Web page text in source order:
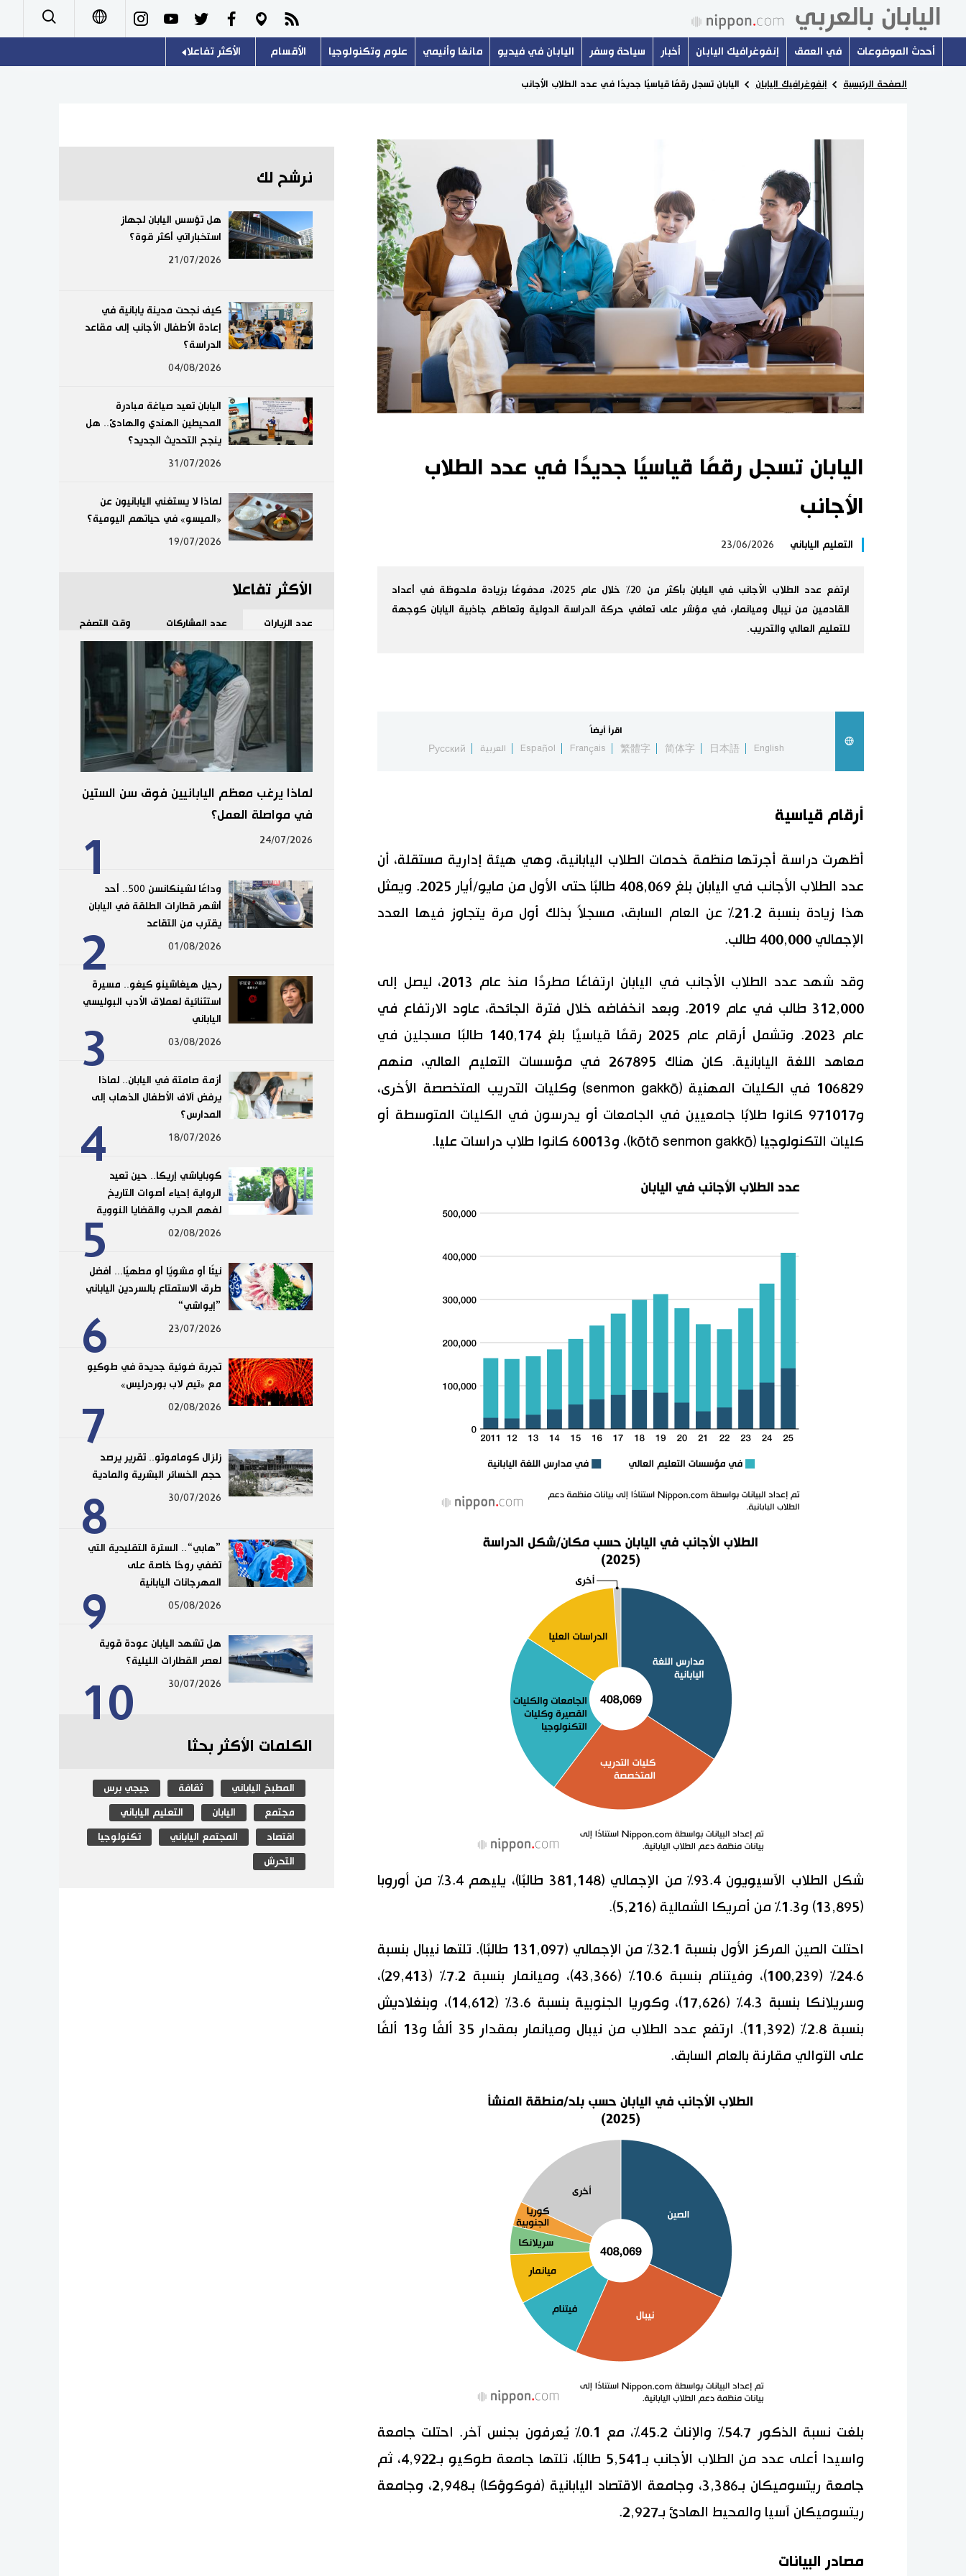
أحدث الموضوعات في العمق إنفوغرافيك اليابان أخبار سياحة وسفر اليابان في فيديو مانغا وأنيمي علوم وتكنولوجيا الأقسام
اقتصاد
ثقافة
لايف ستايل
إعلان
الأكثر تفاعلا
الصفحة الرئيسية إنفوغرافيك اليابان اليابان تسجل رقمًا قياسيًا جديدًا في عدد الطلاب الأجانب
اليابان تسجل رقمًا قياسيًا جديدًا في عدد الطلاب
الأجانب
التعليم الياباني 23/06/2026
ارتفع عدد الطلاب الأجانب في اليابان بأكثر من 20% خلال عام 2025، مدفوعًا بزيادة ملحوظة في أعداد
القادمين من نيبال وميانمار، في مؤشر على تعافي حركة الدراسة الدولية وتعاظم جاذبية اليابان كوجهة
للتعليم العالي والتدريب.
اقرأ أيضاً
English
日本語
简体字
繁體字
Français
Español العربية Русский
أرقام قياسية
أظهرت دراسة أجرتها منظمة خدمات الطلاب اليابانية، وهي هيئة إدارية مستقلة، أن
عدد الطلاب الأجانب في اليابان بلغ 408,069 طالبًا حتى الأول من مايو/أيار 2025. ويمثل
هذا زيادة بنسبة 21.2% عن العام السابق، مسجلاً بذلك أول مرة يتجاوز فيها العدد
الإجمالي 400,000 طالب.
وقد شهد عدد الطلاب الأجانب في اليابان ارتفاعًا مطردًا منذ عام 2013، ليصل إلى
312,000 طالب في عام 2019. وبعد انخفاضه خلال فترة الجائحة، عاود الارتفاع في
عام 2023. وتشمل أرقام عام 2025 رقمًا قياسيًا بلغ 140,174 طالبًا مسجلين في
معاهد اللغة اليابانية. كان هناك 267895 في مؤسسات التعليم العالي، منهم
106829 في الكليات المهنية (senmon gakkō) وكليات التدريب المتخصصة الأخرى،
و971017 كانوا طلابًا جامعيين في الجامعات أو يدرسون في الكليات المتوسطة أو
كليات التكنولوجيا (kōtō senmon gakkō)، و60013 كانوا طلاب دراسات عليا.
شكل الطلاب الآسيويون 93.4% من الإجمالي (381,148 طالبًا)، يليهم 3.4% من أوروبا
(13,895) و1.3% من أمريكا الشمالية (5,216).
احتلت الصين المركز الأول بنسبة 32.1% من الإجمالي (131,097 طالبًا). تلتها نيبال بنسبة
24.6% (100,239)، وفيتنام بنسبة 10.6% (43,366)، وميانمار بنسبة 7.2% (29,413)،
وسريلانكا بنسبة 4.3% (17,626)، وكوريا الجنوبية بنسبة 3.6% (14,612)، وبنغلاديش
بنسبة 2.8% (11,392). ارتفع عدد الطلاب من نيبال وميانمار بمقدار 35 ألفًا و13 ألفًا
على التوالي مقارنة بالعام السابق.
بلغت نسبة الذكور 54.7% والإناث 45.2%، مع 0.1% يُعرفون بجنس آخر. احتلت جامعة
واسيدا أعلى عدد من الطلاب الأجانب بـ5,541 طالبًا، تلتها جامعة طوكيو بـ4,922، ثم
جامعة ريتسوميكان بـ3,386، وجامعة الاقتصاد اليابانية (فوكوؤكا) بـ2,948، وجامعة
ريتسوميكان آسيا والمحيط الهادئ بـ2,927.
مصادر البيانات
نرشح لك
هل تؤسس اليابان لجهاز
استخباراتي أكثر قوة؟
21/07/2026
كيف نجحت مدينة يابانية في
إعادة الأطفال الأجانب إلى مقاعد
الدراسة؟
04/08/2026
اليابان تعيد صياغة مبادرة
المحيطين الهندي والهادئ.. هل
ينجح التحديث الجديد؟
31/07/2026
لماذا لا يستغني اليابانيون عن
«الميسو» في حياتهم اليومية؟
19/07/2026
الأكثر تفاعلا
عدد الزيارات عدد المشاركات وقت التصفح
1
لماذا يرغب معظم اليابانيين فوق سن الستين
في مواصلة العمل؟
24/07/2026
2
وداعًا لشينكانسن 500.. أحد
أشهر قطارات الطلقة في اليابان
يقترب من التقاعد
01/08/2026
3
رحيل هيغاشينو كيغو.. مسيرة
استثنائية لعملاق الأدب البوليسي
الياباني
03/08/2026
4
أزمة صامتة في اليابان.. لماذا
يرفض آلاف الأطفال الذهاب إلى
المدارس؟
18/07/2026
5
كوباياشي إريكا.. حين تعيد
الرواية إحياء أصوات التاريخ
لفهم الحرب والقضايا النووية
02/08/2026
6
نيئًا أو مشويًا أو مطهيًا... أفضل
طرق الاستمتاع بالسردين الياباني
”إيواشي“
23/07/2026
7
تجربة ضوئية جديدة في طوكيو
مع «تيم لاب بوردرليس»
02/08/2026
8
زلزال كوماموتو.. تقرير يرصد
حجم الخسائر البشرية والمادية
30/07/2026
9
”هابي“.. السترة التقليدية التي
تضفي روحًا خاصة على
المهرجانات اليابانية
05/08/2026
10
هل تشهد اليابان عودة قوية
لعصر القطارات الليلية؟
30/07/2026
الكلمات الأكثر بحثا
المطبخ الياباني ثقافة جيجي برس
مجتمع اليابان التعليم الياباني
اقتصاد المجتمع الياباني تكنولوجيا
التحرش